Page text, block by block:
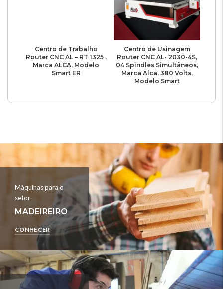
Centro de Trabalho
Router CNC AL – RT 1325 ,
Marca ALCA, Modelo
Smart ER
Centro de Usinagem
Router CNC AL- 2030-4S,
04 Spindles Simultâneos,
Marca Alca, 380 Volts,
Modelo Smart
Máquinas para o
setor
MADEIREIRO
CONHECER